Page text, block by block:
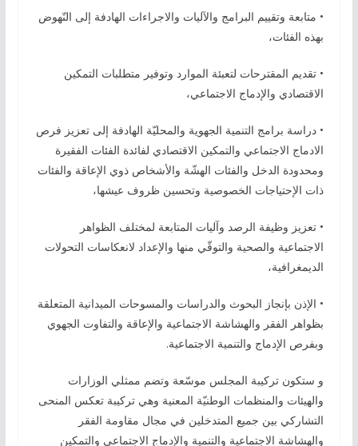
• متابعة وتقييم البرامج والآليات والاجراءات الهادفة إلى النّهوض
بهذه الفئات،
• تقديم المقترحات لتعبئة الموارد وتوفير متطلبات التمكين
الاقتصادي والإدماج الاجتماعي،
• دراسة برامج التنمية الجهوية والمحليّة الهادفة إلى تعزيز فرص
الادماج الاجتماعي والتمكين الاقتصادي لفائدة الفئات الفقيرة
ومحدودة الدخل والفئات الهشّة والأشخاص ذوي الإعاقة والفئات
ذات الإحتياجات الخصوصية وتحسين ظروف عيشها،
• تعزيز وظيفة الرصد وآليات المتابعة لمختلف الظواهر
الاجتماعية والصحية والتوقّي منها والإعداد لانعكاسات التحولات
الديمغرافية،
• الإذن بإنجاز البحوث والدراسات والمسوحات الميدانية المتعلقة
بظواهر الفقر والهشاشة الاجتماعية والإعاقة والتفاوت الجهوي
وبفرص الإدماج والتنمية الاجتماعية.
و ستكون تركيبة المجلس موسّعة وتضم ممثلي الوزارات
والهيئات والمنظمات الوطنيّة المعنية وهي تركيبة تعكس المنحى
التشاركي بين جميع المتدخلين في مجال مقاومة الفقر
والهشاشة الاجتماعية والتنمية والإدماج الاجتماعي والتمكين